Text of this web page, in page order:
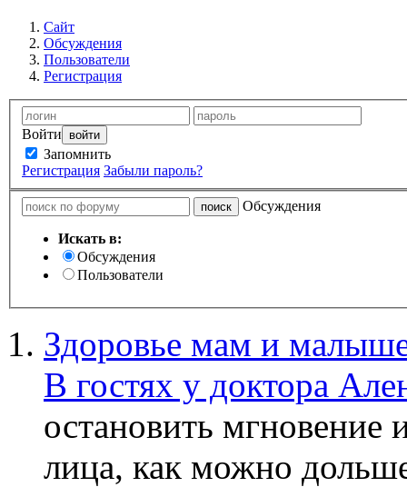
Сайт
Обсуждения
Пользователи
Регистрация
Войти
Запомнить
Регистрация Забыли пароль?
Обсуждения
Искать в:
Обсуждения
Пользователи
Здоровье мам и
В гостях у доктора
остановить мгновение
лица, как можно